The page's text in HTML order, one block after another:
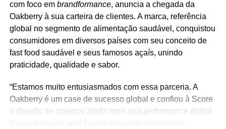
com foco em brandformance, anuncia a chegada da
Oakberry à sua carteira de clientes. A marca, referência
global no segmento de alimentação saudável, conquistou
consumidores em diversos países com seu conceito de
fast food saudável e seus famosos açaís, unindo
praticidade, qualidade e sabor.
“Estamos muito entusiasmados com essa parceria. A
Oakberry é um case de sucesso global e confiou à Score
o desafio de acelerar ainda mais sua performance digital.